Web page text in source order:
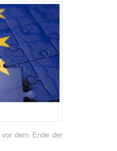
dem Ende der